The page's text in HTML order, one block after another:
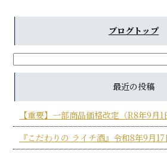
ブログトップ
最近の投稿
【重要】一部商品価格改定（R8年9月
『こだわりの ライチ酒』令和8年9月